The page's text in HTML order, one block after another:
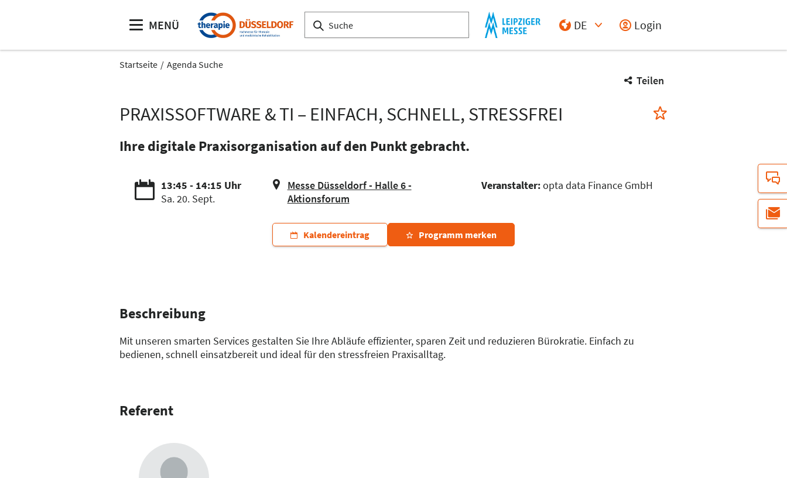
MENÜ
DE
Login
Startseite Agenda Suche
Teilen
PRAXISSOFTWARE & TI – EINFACH, SCHNELL, STRESSFREI
Ihre digitale Praxisorganisation auf den Punkt gebracht.
13:45 - 14:15 Uhr
Sa. 20. Sept.
Messe Düsseldorf - Halle 6 -
Aktionsforum
Veranstalter:opta data Finance GmbH
Kalendereintrag Programm merken
Beschreibung
Mit unseren smarten Services gestalten Sie Ihre Abläufe effizienter, sparen Zeit und reduzieren Bürokratie. Einfach zu
bedienen, schnell einsatzbereit und ideal für den stressfreien Praxisalltag.
Referent